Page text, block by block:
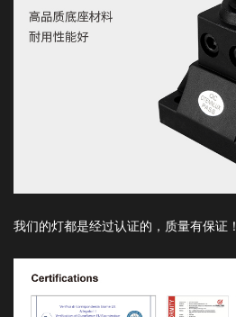
我们的灯都是经过认证的，质量有保证！